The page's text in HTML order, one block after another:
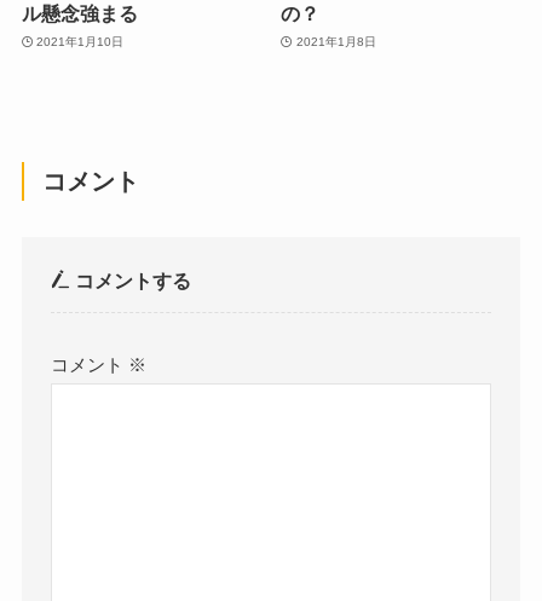
ル懸念強まる
2021年1月10日
の？
2021年1月8日
コメント
コメントする
コメント ※